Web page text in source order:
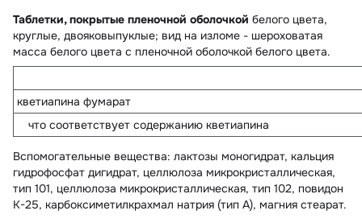
Таблетки, покрытые пленочной оболочкой белого цвета,
круглые, двояковыпуклые; вид на изломе - шероховатая
масса белого цвета с пленочной оболочкой белого цвета.
кветиапина фумарат
что соответствует содержанию кветиапина
Вспомогательные вещества: лактозы моногидрат, кальция
гидрофосфат дигидрат, целлюлоза микрокристаллическая,
тип 101, целлюлоза микрокристаллическая, тип 102, повидон
К-25, карбоксиметилкрахмал натрия (тип А), магния стеарат.